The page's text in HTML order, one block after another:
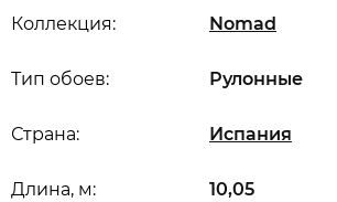
Коллекция: Nomad
Длина, м: 10,05
Страна: Испания
Тип обоев: Рулонные